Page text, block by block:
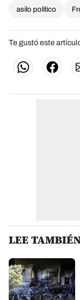
asilo político
Te gustó este
LEE